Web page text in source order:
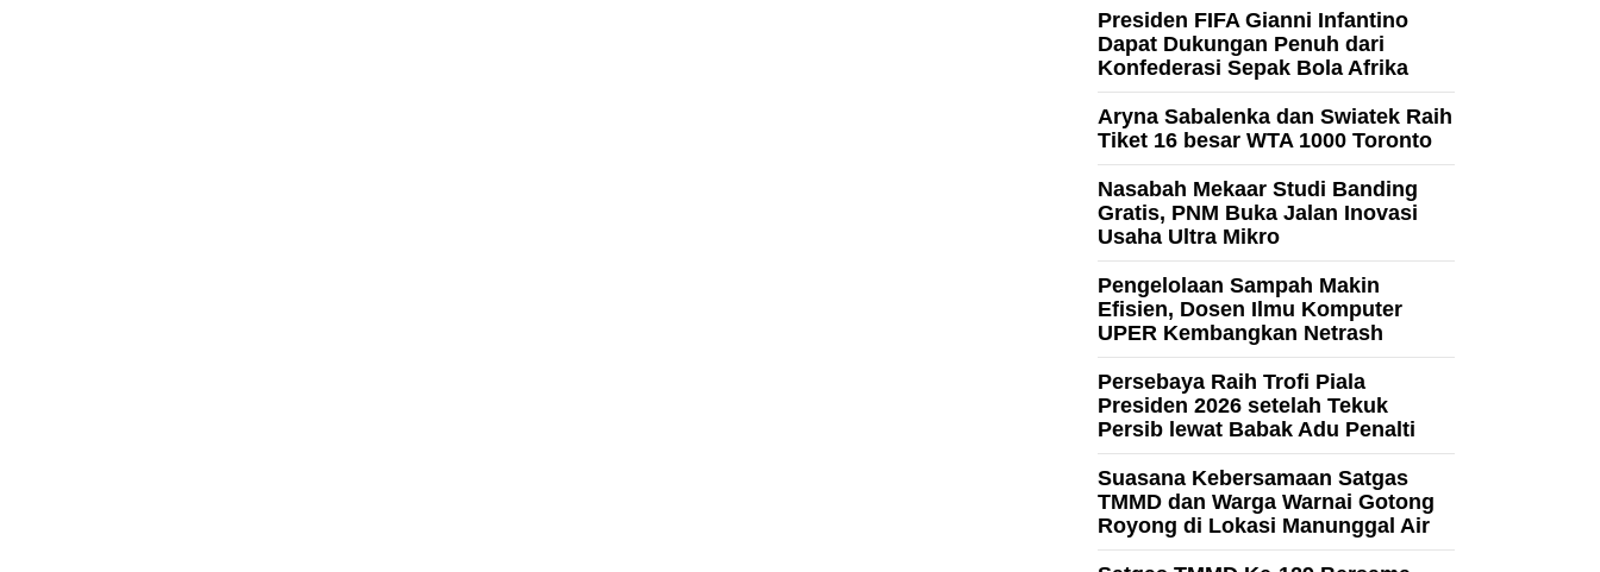
Presiden FIFA Gianni Infantino
Dapat Dukungan Penuh dari
Konfederasi Sepak Bola Afrika
Aryna Sabalenka dan Swiatek Raih
Tiket 16 besar WTA 1000 Toronto
Nasabah Mekaar Studi Banding
Gratis, PNM Buka Jalan Inovasi
Usaha Ultra Mikro
Pengelolaan Sampah Makin
Efisien, Dosen Ilmu Komputer
UPER Kembangkan Netrash
Persebaya Raih Trofi Piala
Presiden 2026 setelah Tekuk
Persib lewat Babak Adu Penalti
Suasana Kebersamaan Satgas
TMMD dan Warga Warnai Gotong
Royong di Lokasi Manunggal Air